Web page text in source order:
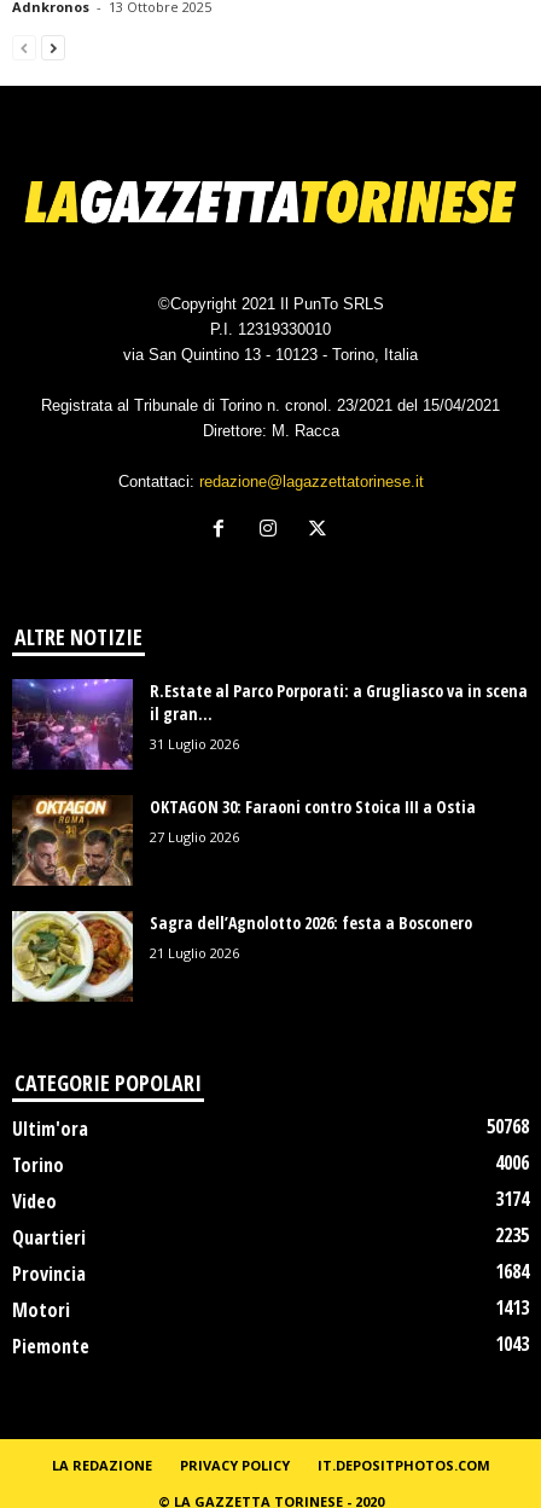
Adnkronos - 13 Ottobre 2025
©Copyright 2021 Il PunTo SRLS
P.I. 12319330010
via San Quintino 13 - 10123 - Torino, Italia
Registrata al Tribunale di Torino n. cronol. 23/2021 del 15/04/2021
Direttore: M. Racca
Contattaci: redazione@lagazzettatorinese.it
ALTRE NOTIZIE
R.Estate al Parco Porporati: a Grugliasco va in scena
il gran...
31 Luglio 2026
OKTAGON 30: Faraoni contro Stoica III a Ostia
27 Luglio 2026
Sagra dell’Agnolotto 2026: festa a Bosconero
21 Luglio 2026
CATEGORIE POPOLARI
Ultim'ora
50768
Torino
4006
Video
3174
Quartieri
2235
Provincia
1684
Motori
1413
Piemonte
1043
LA REDAZIONE PRIVACY POLICY
IT.DEPOSITPHOTOS.COM
© LA GAZZETTA TORINESE - 2020